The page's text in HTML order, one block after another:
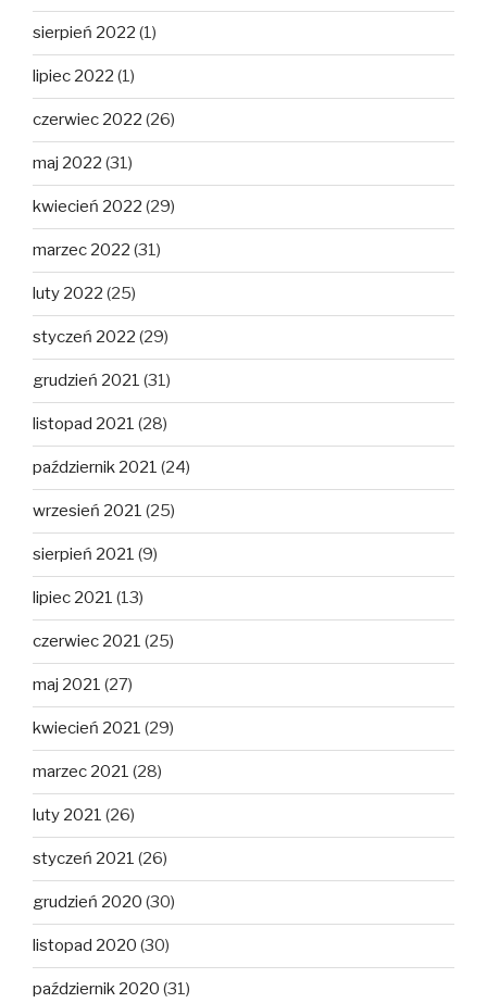
sierpień 2022 (1)
lipiec 2022 (1)
czerwiec 2022 (26)
maj 2022 (31)
kwiecień 2022 (29)
marzec 2022 (31)
luty 2022 (25)
styczeń 2022 (29)
grudzień 2021 (31)
listopad 2021 (28)
październik 2021 (24)
wrzesień 2021 (25)
sierpień 2021 (9)
lipiec 2021 (13)
czerwiec 2021 (25)
maj 2021 (27)
kwiecień 2021 (29)
marzec 2021 (28)
luty 2021 (26)
styczeń 2021 (26)
grudzień 2020 (30)
listopad 2020 (30)
październik 2020 (31)